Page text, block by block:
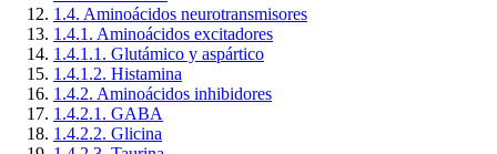
1.4. Aminoácidos neurotransmisores
1.4.1. Aminoácidos excitadores
1.4.1.1. Glutámico y aspártico
1.4.1.2. Histamina
1.4.2. Aminoácidos inhibidores
1.4.2.1. GABA
1.4.2.2. Glicina